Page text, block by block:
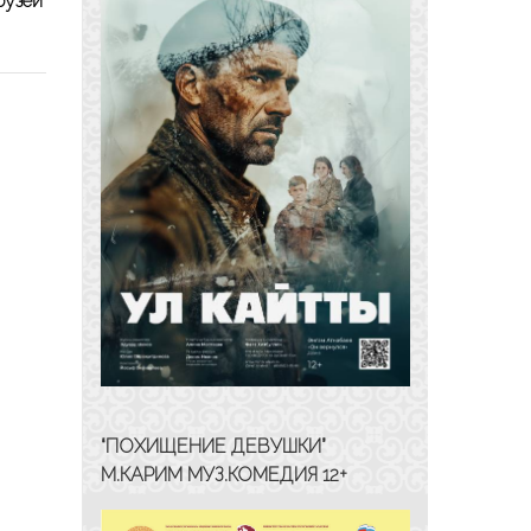
“ПОХИЩЕНИЕ ДЕВУШКИ”
М.КАРИМ МУЗ.КОМЕДИЯ 12+